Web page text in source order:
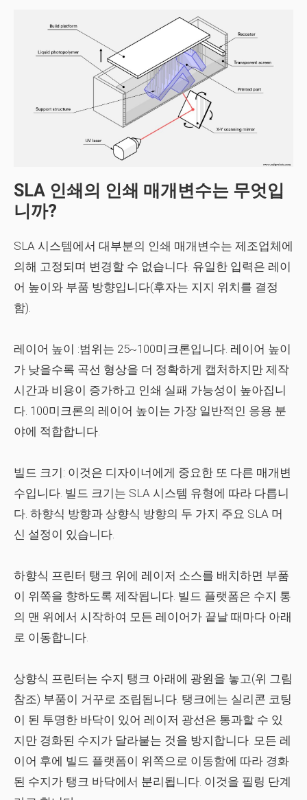
SLA 인쇄의 인쇄 매개변수는 무엇입
니까?
SLA 시스템에서 대부분의 인쇄 매개변수는 제조업체에
의해 고정되며 변경할 수 없습니다. 유일한 입력은 레이
어 높이와 부품 방향입니다(후자는 지지 위치를 결정
함).
레이어 높이 :범위는 25~100미크론입니다. 레이어 높이
가 낮을수록 곡선 형상을 더 정확하게 캡처하지만 제작
시간과 비용이 증가하고 인쇄 실패 가능성이 높아집니
다. 100미크론의 레이어 높이는 가장 일반적인 응용 분
야에 적합합니다.
빌드 크기: 이것은 디자이너에게 중요한 또 다른 매개변
수입니다. 빌드 크기는 SLA 시스템 유형에 따라 다릅니
다. 하향식 방향과 상향식 방향의 두 가지 주요 SLA 머
신 설정이 있습니다.
하향식 프린터 탱크 위에 레이저 소스를 배치하면 부품
이 위쪽을 향하도록 제작됩니다. 빌드 플랫폼은 수지 통
의 맨 위에서 시작하여 모든 레이어가 끝날 때마다 아래
로 이동합니다.
상향식 프린터는 수지 탱크 아래에 광원을 놓고(위 그림
참조) 부품이 거꾸로 조립됩니다. 탱크에는 실리콘 코팅
이 된 투명한 바닥이 있어 레이저 광선은 통과할 수 있
지만 경화된 수지가 달라붙는 것을 방지합니다. 모든 레
이어 후에 빌드 플랫폼이 위쪽으로 이동함에 따라 경화
된 수지가 탱크 바닥에서 분리됩니다. 이것을 필링 단계